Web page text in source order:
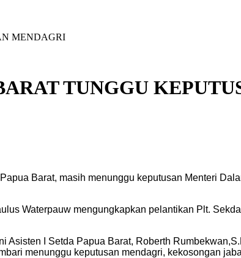
MENDAGRI
TUNGGU
Barat, masih menunggu keputusan Menteri
Waterpauw mengungkapkan pelantikan Plt.
I Setda Papua Barat, Roberth
menunggu keputusan mendagri, kekosongan